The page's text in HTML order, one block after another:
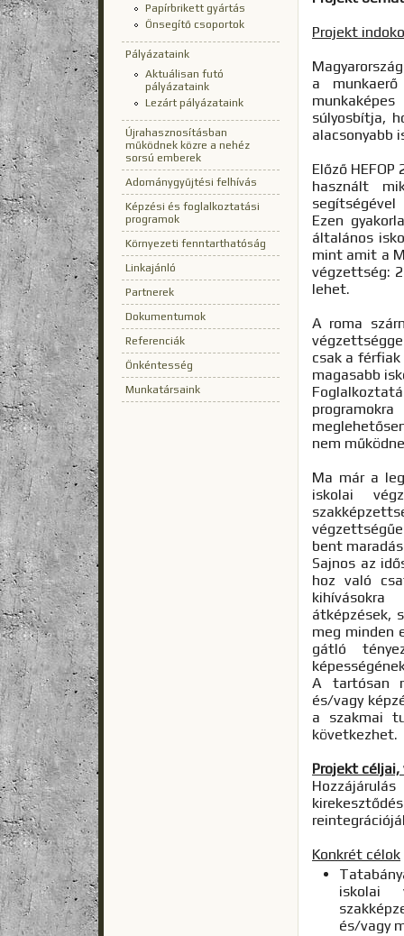
Papírbrikett gyártás
Önsegítő csoportok
Pályázataink
Aktuálisan futó
pályázataink
Lezárt pályázataink
Újrahasznosításban
működnek közre a nehéz
sorsú emberek
Adománygyűjtési felhívás
Képzési és foglalkoztatási
programok
Környezeti fenntarthatóság
Linkajánló
Partnerek
Dokumentumok
Referenciák
Önkéntesség
Munkatársaink
Projekt
a
súlyosbítja,
alacsonyabb
Előző
használt
Ezen
általános
mint amit a
végzettség:
lehet.
A roma
csak a
magasabb
nem
Ma már a
iskolai
bent
Sajnos az
hoz való
átképzések,
meg minden
gátló
A tartósan
és/vagy
a szakmai
következhet.
Projekt
Konkrét célok
iskolai
és/vagy